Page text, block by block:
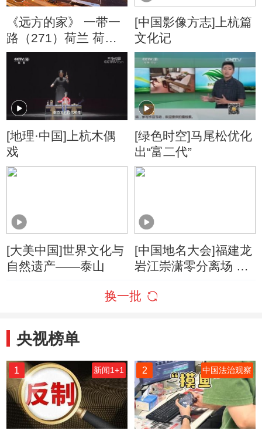
《远方的家》 一带一
路（271）荷兰 荷兰
初印象 20171213
[中国影像方志]上杭篇
文化记
[地理·中国]上杭木偶
戏
[绿色时空]马尾松优化
出“富二代”
[大美中国]世界文化与
自然遗产——泰山
[中国地名大会]福建龙
岩江崇潇零分离场 送
战”
换一批
央视榜单
1 新闻1+1 2 中国法治观察